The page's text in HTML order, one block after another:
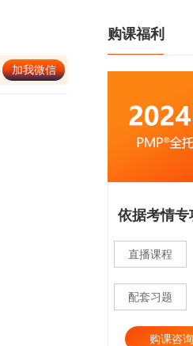
加我微信
购课福利
依据考情专
直播课程
配套习题
购课咨询